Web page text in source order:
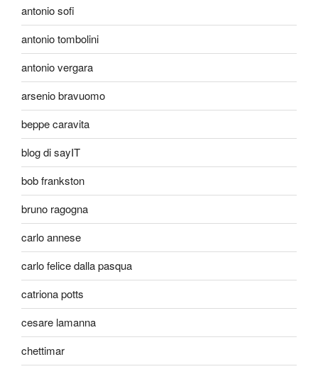
antonio sofi
antonio tombolini
antonio vergara
arsenio bravuomo
beppe caravita
blog di sayIT
bob frankston
bruno ragogna
carlo annese
carlo felice dalla pasqua
catriona potts
cesare lamanna
chettimar